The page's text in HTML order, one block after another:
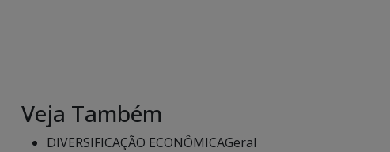
Veja Também
DIVERSIFICAÇÃO ECONÔMICAGeral